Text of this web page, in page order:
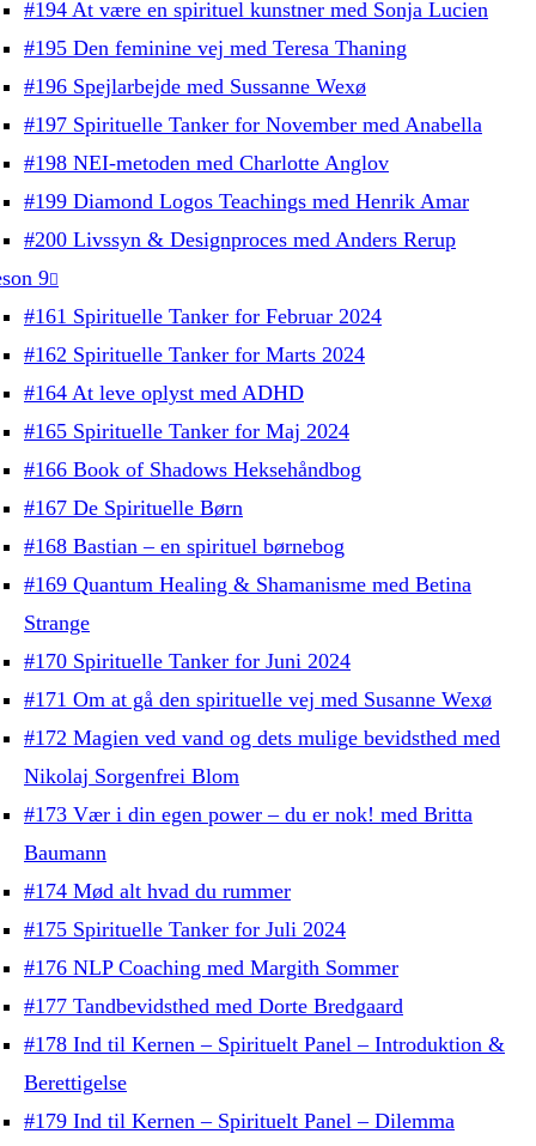
#194 At være en spirituel kunstner med Sonja Lucien
#195 Den feminine vej med Teresa Thaning
#196 Spejlarbejde med Sussanne Wexø
#197 Spirituelle Tanker for November med Anabella
#198 NEI-metoden med Charlotte Anglov
#199 Diamond Logos Teachings med Henrik Amar
#200 Livssyn & Designproces med Anders Rerup
9
#161 Spirituelle Tanker for Februar 2024
#162 Spirituelle Tanker for Marts 2024
#164 At leve oplyst med ADHD
#165 Spirituelle Tanker for Maj 2024
#166 Book of Shadows Heksehåndbog
#167 De Spirituelle Børn
#168 Bastian – en spirituel børnebog
#169 Quantum Healing & Shamanisme med Betina
Strange
#170 Spirituelle Tanker for Juni 2024
#171 Om at gå den spirituelle vej med Susanne Wexø
#172 Magien ved vand og dets mulige bevidsthed med
Nikolaj Sorgenfrei Blom
#173 Vær i din egen power – du er nok! med Britta
Baumann
#174 Mød alt hvad du rummer
#175 Spirituelle Tanker for Juli 2024
#176 NLP Coaching med Margith Sommer
#177 Tandbevidsthed med Dorte Bredgaard
#178 Ind til Kernen – Spirituelt Panel – Introduktion &
Berettigelse
#179 Ind til Kernen – Spirituelt Panel – Dilemma